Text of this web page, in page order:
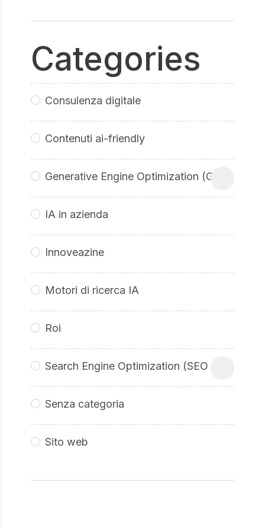
Categories
Consulenza digitale
Contenuti ai-friendly
Generative Engine Optimization (GEO
IA in azienda
Innoveazine
Motori di ricerca IA
Roi
Search Engine Optimization (SEO
Senza categoria
Sito web